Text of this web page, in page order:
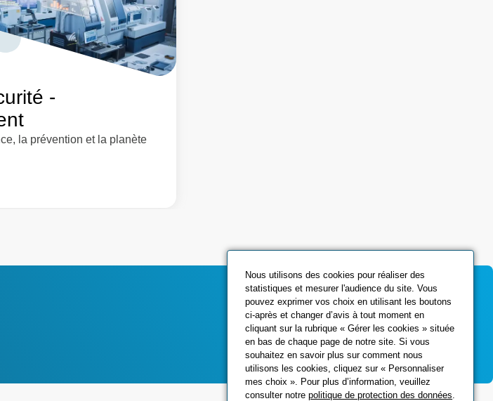
-
la prévention et la planète
Contactez-nous
Nous utilisons des cookies pour réaliser des
statistiques et mesurer l'audience du site. Vous
pouvez exprimer vos choix en utilisant les boutons
ci-après et changer d’avis à tout moment en
cliquant sur la rubrique « Gérer les cookies » située
en bas de chaque page de notre site. Si vous
souhaitez en savoir plus sur comment nous
utilisons les cookies, cliquez sur « Personnaliser
mes choix ». Pour plus d’information, veuillez
consulter notrepolitique de protection des données.